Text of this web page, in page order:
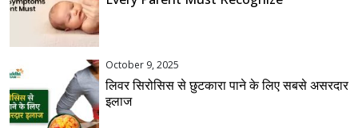
October 9, 2025
लिवर सिरोसिस से छुटकारा पाने के लिए सबसे असरदार
इलाज